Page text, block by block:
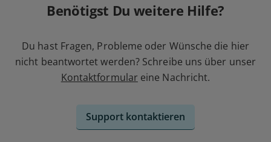
Benötigst Du weitere Hilfe?
Du hast Fragen, Probleme oder Wünsche die hier
nicht beantwortet werden? Schreibe uns über unser
Kontaktformular eine Nachricht.
Support kontaktieren